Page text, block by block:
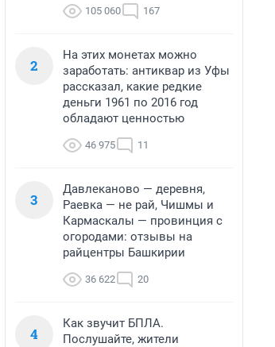
105 060 167
2
На этих монетах можно
заработать: антиквар из Уфы
рассказал, какие редкие
деньги 1961 по 2016 год
обладают ценностью
46 975 11
3
Давлеканово — деревня,
Раевка — не рай, Чишмы и
Кармаскалы — провинция с
огородами: отзывы на
райцентры Башкирии
36 622 20
4
Как звучит БПЛА.
Послушайте, жители